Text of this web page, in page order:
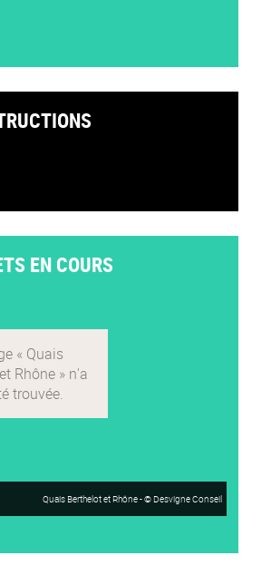
EN COURS
Quais Berthelot et Rhône - © Desvigne Conseil